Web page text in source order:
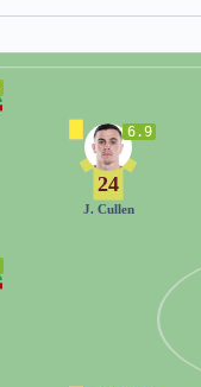
6.9
24
J. Cullen